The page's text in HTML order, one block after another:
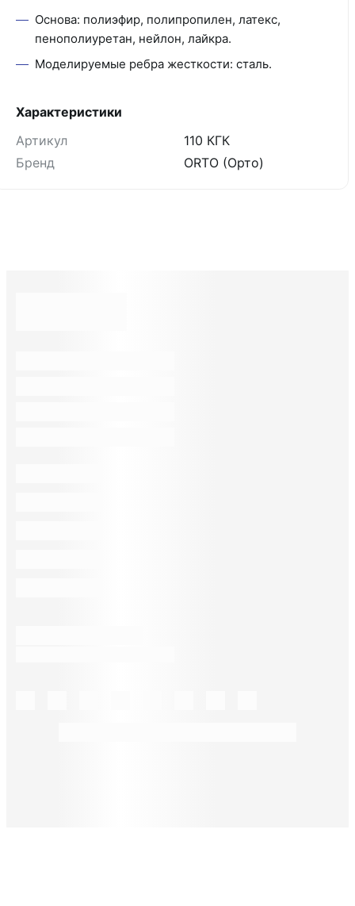
Основа: полиэфир, полипропилен, латекс,
пенополиуретан, нейлон, лайкра.
Моделируемые ребра жесткости: сталь.
Характеристики
Артикул
110 КГК
Бренд
ORTO (Орто)